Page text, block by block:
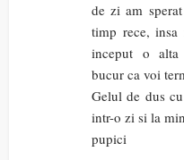
de zi am
timp rece, insa
inceput o alta
bucur ca voi
Gelul de dus
intr-o zi si la
pupici